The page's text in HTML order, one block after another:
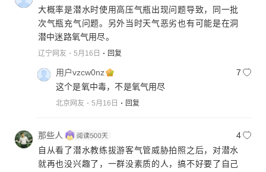
大概率是潜水时使用高压气瓶出现问题导致，同一批
次气瓶充气问题。另外当时天气恶劣也有可能是在洞
潜中迷路氧气用尽。
辽宁网友 5月16日 回复
用户vzcw0nz
7
这个是氧中毒，不是氧气用尽
北京网友 5月16日 回复
那些人
4
自从看了潜水教练拔游客气管威胁拍照之后，对潜水
就再也没兴趣了，一群没素质的人，搞不好要了自己